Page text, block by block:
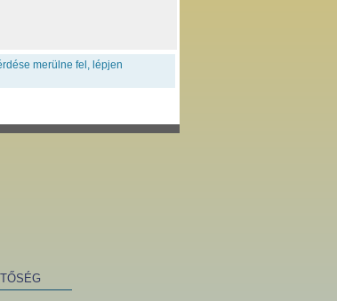
merülne fel, lépjen